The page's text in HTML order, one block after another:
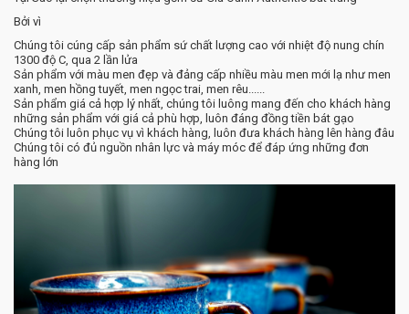
Bởi vì
Chúng tôi cúng cấp sản phẩm sứ chất lượng cao với nhiệt độ nung chín
1300 độ C, qua 2 lần lửa
Sản phẩm với màu men đẹp và đảng cấp nhiều màu men mới lạ như men
xanh, men hồng tuyết, men ngọc trai, men rêu......
Sản phẩm giá cả hợp lý nhất, chúng tôi luông mang đến cho khách hàng
những sản phẩm với giá cả phù hợp, luôn đáng đồng tiền bát gạo
Chúng tôi luôn phục vụ vì khách hàng, luôn đưa khách hàng lên hàng đâu
Chúng tôi có đủ nguồn nhân lực và máy móc để đáp ứng những đơn
hàng lớn